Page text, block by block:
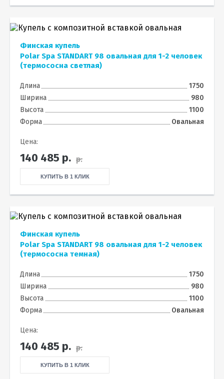
Финская купель
Polar Spa STANDART 98 овальная для 1-2 человек
(термососна светлая)
Длина
1750
Ширина
980
Высота
1100
Форма
Овальная
Цена:
140 485 р. р.
КУПИТЬ В 1 КЛИК
Финская купель
Polar Spa STANDART 98 овальная для 1-2 человек
(термососна темная)
Длина
1750
Ширина
980
Высота
1100
Форма
Овальная
Цена:
140 485 р. р.
КУПИТЬ В 1 КЛИК